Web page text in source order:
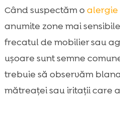
Când suspectăm o alergie
anumite zone mai
frecatul de mobilier sau
ușoare sunt semne
trebuie să observăm
mătreaței sau iritații care